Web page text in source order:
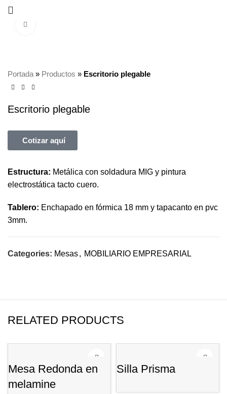
Portada » Productos » Escritorio plegable
Escritorio plegable
Cotizar aquí
Estructura: Metálica con soldadura MIG y pintura
electrostática tacto cuero.
Tablero: Enchapado en fórmica 18 mm y tapacanto en pvc
3mm.
Categories: Mesas, MOBILIARIO EMPRESARIAL
RELATED PRODUCTS
Mesa Redonda en
melamine
Silla Prisma